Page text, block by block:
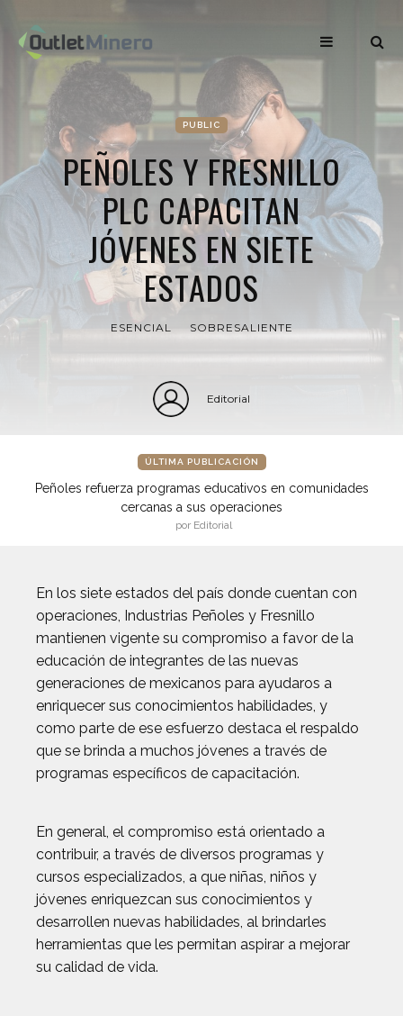
PUBLIC
PEÑOLES Y FRESNILLO
PLC CAPACITAN
JÓVENES EN SIETE
ESTADOS
ESENCIAL SOBRESALIENTE
Editorial
ÚLTIMA PUBLICACIÓN
Peñoles refuerza programas educativos en comunidades
cercanas a sus operaciones
por Editorial
En los siete estados del país donde cuentan con
operaciones, Industrias Peñoles y Fresnillo
mantienen vigente su compromiso a favor de la
educación de integrantes de las nuevas
generaciones de mexicanos para ayudaros a
enriquecer sus conocimientos habilidades, y
como parte de ese esfuerzo destaca el respaldo
que se brinda a muchos jóvenes a través de
programas específicos de capacitación.
En general, el compromiso está orientado a
contribuir, a través de diversos programas y
cursos especializados, a que niñas, niños y
jóvenes enriquezcan sus conocimientos y
desarrollen nuevas habilidades, al brindarles
herramientas que les permitan aspirar a mejorar
su calidad de vida.